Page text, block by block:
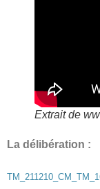
Extrait de
La délibération :